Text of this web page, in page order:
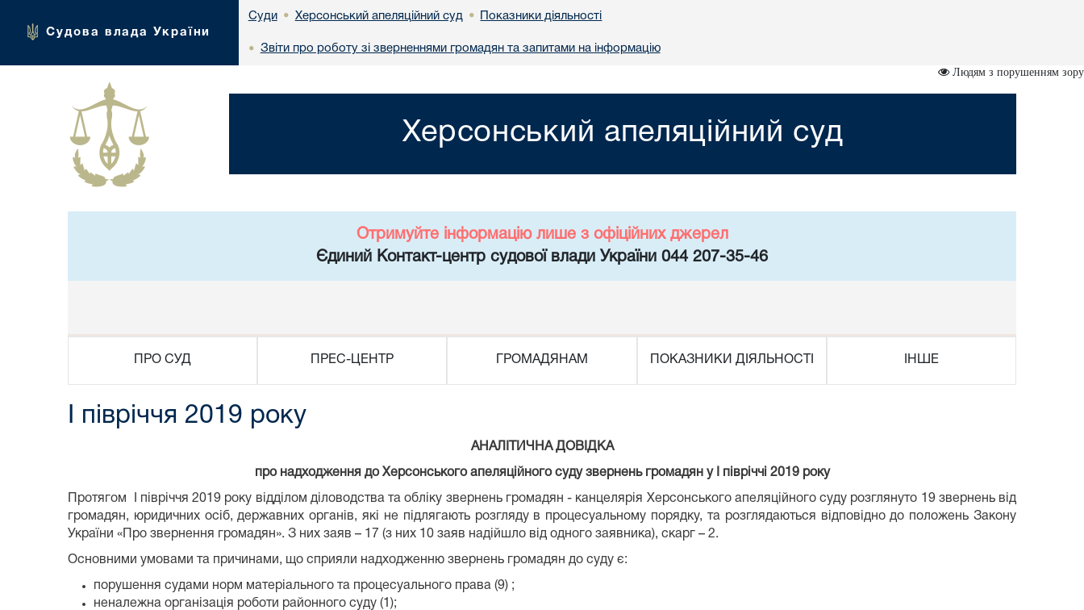
Судова влада України
Суди • Херсонський апеляційний суд • Показники діяльності
• Звіти про роботу зі зверненнями громадян та запитами на інформацію
Людям з порушенням зору
Херсонський апеляційний суд
Отримуйте інформацію лише з офіційних джерел
Єдиний Контакт-центр судової влади України 044 207-35-46
ПРО СУД ПРЕС-ЦЕНТР ГРОМАДЯНАМ ПОКАЗНИКИ ДІЯЛЬНОСТІ ІНШЕ
І півріччя 2019 року
АНАЛІТИЧНА ДОВІДКА
про надходження до Херсонського апеляційного суду звернень громадян у І півріччі 2019 року
Протягом І півріччя 2019 року відділом діловодства та обліку звернень громадян - канцелярія Херсонського апеляційного суду розглянуто 19 звернень від
громадян, юридичних осіб, державних органів, які не підлягають розгляду в процесуальному порядку, та розглядаються відповідно до положень Закону
України «Про звернення громадян». З них заяв – 17 (з них 10 заяв надійшло від одного заявника), скарг – 2.
Основними умовами та причинами, що сприяли надходженню звернень громадян до суду є:
порушення судами норм матеріального та процесуального права (9) ;
неналежна організація роботи районного суду (1);